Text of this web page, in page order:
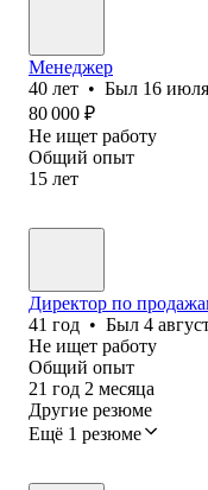
Менеджер
40 лет • Был 16 июля
80 000 ₽
Не ищет работу
Общий опыт
15 лет
Директор по
41 год • Был 4
Не ищет работу
Общий опыт
21 год 2 месяца
Другие резюме
Ещё 1 резюме